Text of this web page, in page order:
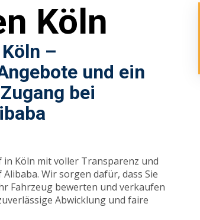
Köln
–
und ein
bei
in Köln mit voller Transparenz und
Wir sorgen dafür, dass Sie
Fahrzeug bewerten und verkaufen
Abwicklung und faire